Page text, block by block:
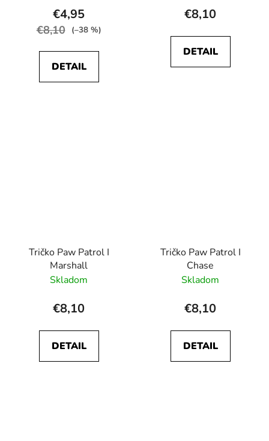
€4,95
€8,10 (–38 %)
DETAIL
€8,10
DETAIL
Tričko Paw Patrol I
Marshall
Skladom
€8,10
DETAIL
Tričko Paw Patrol I
Chase
Skladom
€8,10
DETAIL